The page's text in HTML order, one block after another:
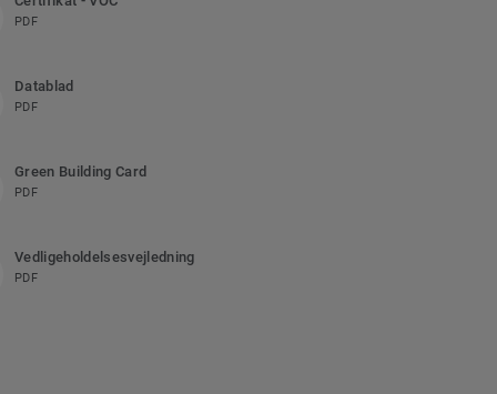
PDF
Datablad
PDF
Green Building Card
PDF
Vedligeholdelsesvejledning
PDF